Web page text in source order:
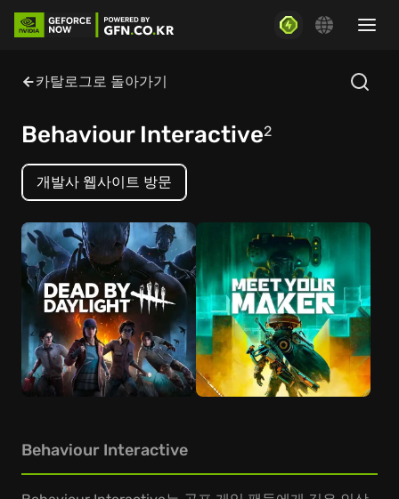
카탈로그로 돌아가기
Behaviour Interactive2
개발사 웹사이트 방문
Behaviour Interactive